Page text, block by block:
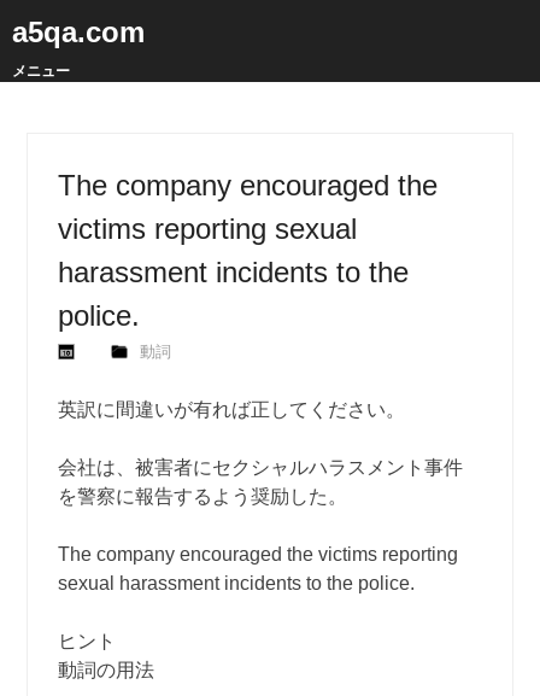
a5qa.com
メニュー
The company encouraged the
victims reporting sexual
harassment incidents to the
police.
動詞
英訳に間違いが有れば正してください。
会社は、被害者にセクシャルハラスメント事件
を警察に報告するよう奨励した。
The company encouraged the victims reporting
sexual harassment incidents to the police.
ヒント
動詞の用法